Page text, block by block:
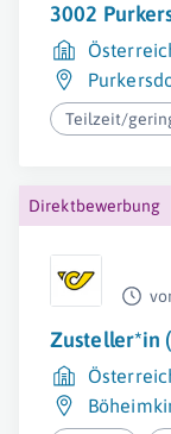
3002
Teilzeit/
Direktbewerbung
Zusteller*in